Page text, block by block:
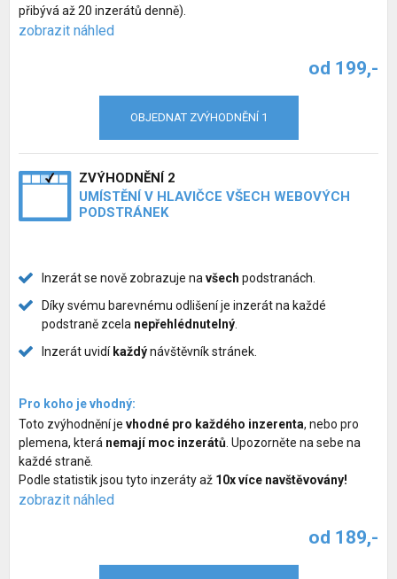
Chovatelské potřeby pro psy
Společné venčení psů
Zvýhodnění inzerátů
přibývá až 20 inzerátů denně).
zobrazit náhled
od 199,-
OBJEDNAT ZVÝHODNĚNÍ 1
ZVÝHODNĚNÍ 2
UMÍSTĚNÍ V HLAVIČCE VŠECH WEBOVÝCH
PODSTRÁNEK
Inzerát se nově zobrazuje na všech podstranách.
Díky svému barevnému odlišení je inzerát na každé
podstraně zcela nepřehlédnutelný
Inzerát uvidí každýnávštěvník stránek.
Pro koho je vhodný:
Toto zvýhodnění je vhodné pro každého inzerenta, nebo pro
plemena, která nemají moc inzerátů . Upozorněte na sebe na
každé straně.
Podle statistik jsou tyto inzeráty až 10x více navštěvovány!
zobrazit náhled
od 189,-